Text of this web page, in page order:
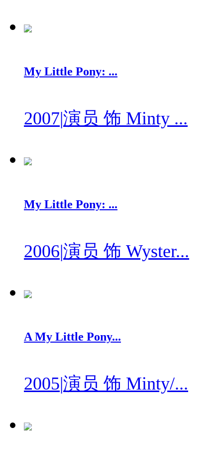
My Little Pony: ...
2007|演员 饰 Minty ...
My Little Pony: ...
2006|演员 饰 Wyster...
A My Little Pony...
2005|演员 饰 Minty/...